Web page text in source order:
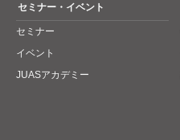
セミナー・イベント
セミナー
イベント
JUASアカデミー